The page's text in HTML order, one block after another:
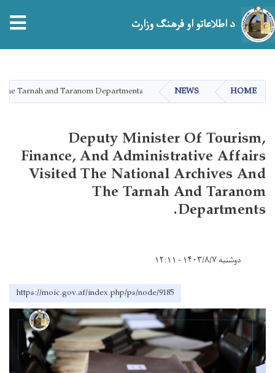
دانګل
د اطلاعاتو او فرهنګ وزارت
HOME
NEWS
Tarnah and Taranom Departments.
Deputy Minister Of Tourism,
Finance, And Administrative Affairs
Visited The National Archives And
The Tarnah And Taranom
Departments.
دوشنبه ۱۴۰۳/۸/۷ - ۱۲:۱۱
https://moic.gov.af/index.php/ps/node/9185